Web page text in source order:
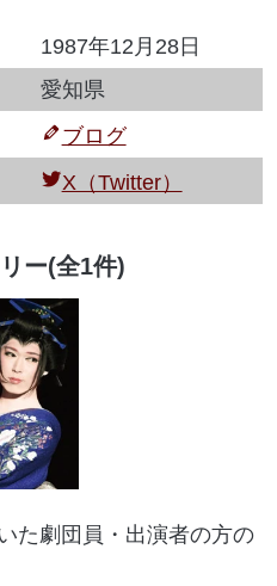
1987年12月28日
愛知県
ブログ
X（Twitter）
ー(全1件)
た劇団員・出演者の方の